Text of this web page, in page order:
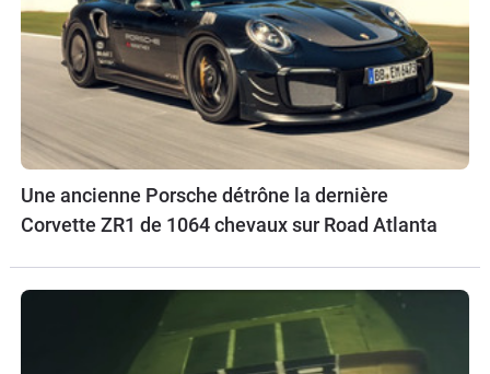
Une ancienne Porsche détrône la dernière
Corvette ZR1 de 1064 chevaux sur Road Atlanta